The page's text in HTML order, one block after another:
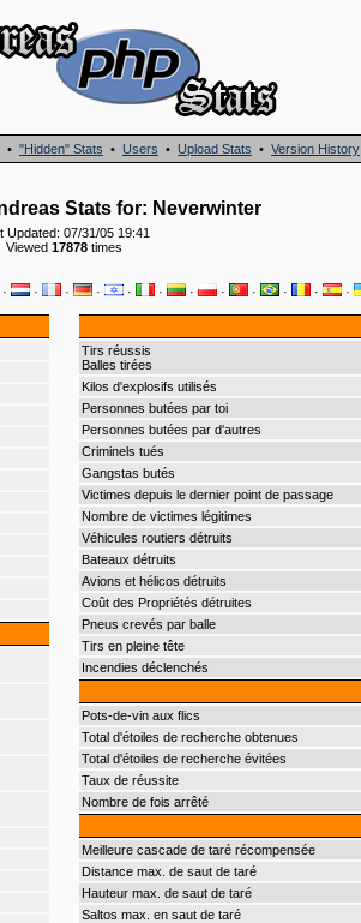
• "Hidden" Stats • Users • Upload Stats • Version History
Stats for: Neverwinter
Updated: 07/31/05 19:41
Viewed 17878times
· · · · · · · · · · · ·
Tirs réussis
Balles tirées
Kilos d'explosifs utilisés
Personnes butées par toi
Personnes butées par d'autres
Criminels tués
Gangstas butés
Victimes depuis le dernier point de passage
Nombre de victimes légitimes
Véhicules routiers détruits
Bateaux détruits
Avions et hélicos détruits
Coût des Propriétés détruites
Pneus crevés par balle
Tirs en pleine tête
Incendies déclenchés
Pots-de-vin aux flics
Total d'étoiles de recherche obtenues
Total d'étoiles de recherche évitées
Taux de réussite
Nombre de fois arrêté
Meilleure cascade de taré récompensée
Distance max. de saut de taré
Hauteur max. de saut de taré
Saltos max. en saut de taré